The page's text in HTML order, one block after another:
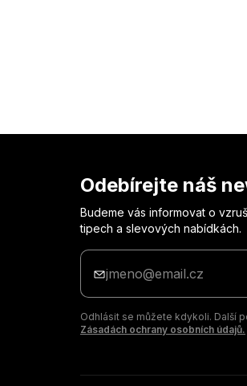
Odebírejte náš
Budeme vás informovat o
tipech a slevových nabídkách.
Zadejte
svůj
e-
Odhlásit se můžete kdykoli. Další
Zásadách ochrany osobních údajů.